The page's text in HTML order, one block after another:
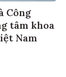
Công
tâm khoa
Nam